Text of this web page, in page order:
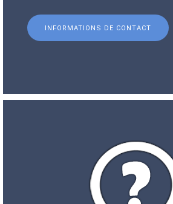
INFORMATIONS DE CONTACT